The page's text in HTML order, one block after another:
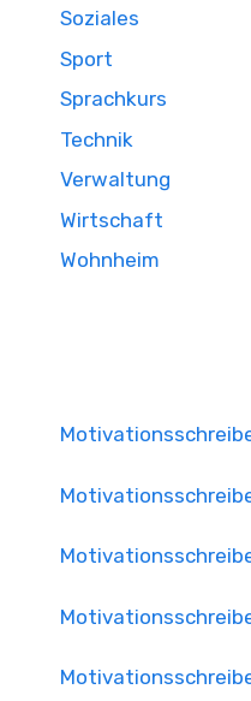
Soziales
Sport
Sprachkurs
Technik
Verwaltung
Wirtschaft
Wohnheim